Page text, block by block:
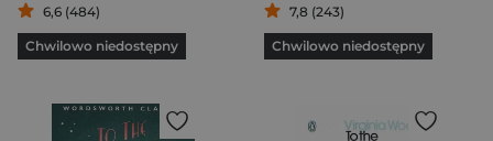
6,6 (484)
Chwilowo niedostępny
7,8 (243)
Chwilowo niedostępny